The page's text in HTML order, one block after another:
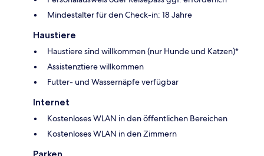
Mindestalter für den Check-in: 18 Jahre
Haustiere
Haustiere sind willkommen (nur Hunde und Katzen)*
Assistenztiere willkommen
Futter- und Wassernäpfe verfügbar
Internet
Kostenloses WLAN in den öffentlichen Bereichen
Kostenloses WLAN in den Zimmern